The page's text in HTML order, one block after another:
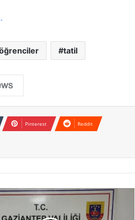
tatil
Pinterest Reddit